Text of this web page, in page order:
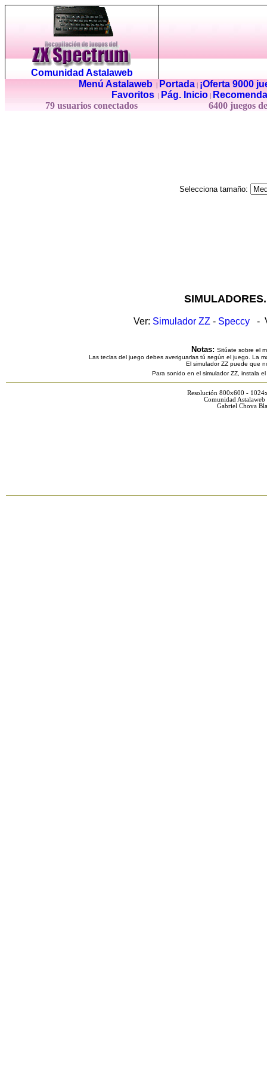
Comunidad Astalaweb
Menú Astalaweb| Portada|
¡Oferta 9000
Favoritos
Pág. Inicio
79 usuarios conectados
6400 juegos
Selecciona tamaño:
Ver: Simulador ZZ - Speccy -
Notas: Sitúate sobre el
Las teclas del juego debes averiguarlas tú según el juego. La
El simulador ZZ puede que
Para sonido en el simulador ZZ, instala
Resolución 800x600 -
Comunidad
Gabriel Chova